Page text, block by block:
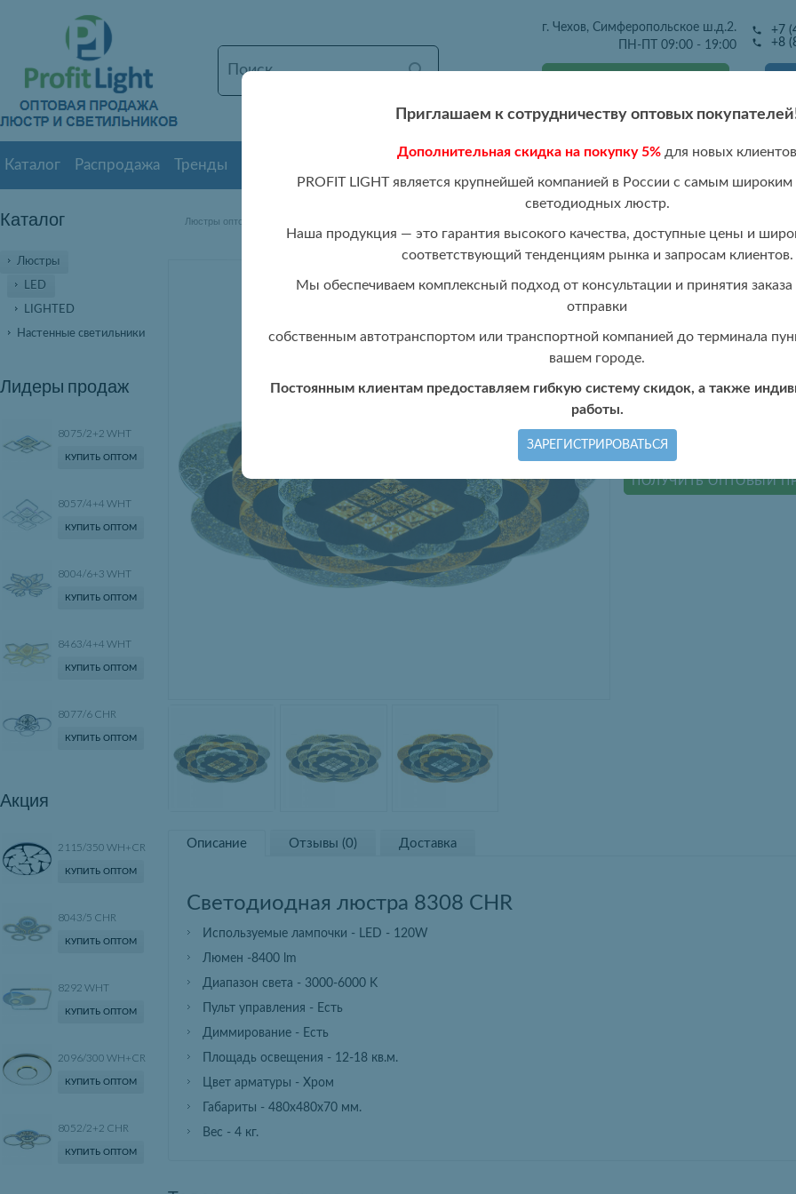
г. Чехов, Симферопольское ш.д.2.
ПН-ПТ 09:00 - 19:00
+7
+8
Каталог Распродажа Тренды
Каталог
Люстры
LED
LIGHTED
Настенные светильники
Лидеры продаж
8075/2+2 WHT
КУПИТЬ ОПТОМ
8057/4+4 WHT
КУПИТЬ ОПТОМ
8004/6+3 WHT
КУПИТЬ ОПТОМ
8463/4+4 WHT
КУПИТЬ ОПТОМ
8077/6 CHR
КУПИТЬ ОПТОМ
Акция
2115/350 WH+CR
КУПИТЬ ОПТОМ
8043/5 CHR
КУПИТЬ ОПТОМ
8292 WHT
КУПИТЬ ОПТОМ
2096/300 WH+CR
КУПИТЬ ОПТОМ
8052/2+2 CHR
КУПИТЬ ОПТОМ
Люстры оптом
Стоимость:
Цвет изделия: Хром
КУПИТЬ ОПТОМ
ПОЛУЧИТЬ ОПТОВЫЙ
Описание Отзывы (0) Доставка
Светодиодная люстра 8308 CHR
Используемые лампочки - LED - 120W
Люмен -8400 lm
Диапазон света - 3000-6000 K
Пульт управления - Есть
Диммирование - Есть
Площадь освещения - 12-18 кв.м.
Цвет арматуры - Хром
Габариты - 480х480х70 мм.
Вес - 4 кг.
Приглашаем к сотрудничеству оптовых
Дополнительная скидка на покупку 5% для новых клиентов
PROFIT LIGHT является крупнейшей компанией в России с самым
светодиодных люстр.
Наша продукция — это гарантия высокого качества, доступные цены и
соответствующий тенденциям рынка и запросам клиентов.
Мы обеспечиваем комплексный подход от консультации и принятия заказа
отправки
собственным автотранспортом или транспортной компанией до терминала
вашем городе.
Постоянным клиентам предоставляем гибкую систему скидок, а также
работы.
ЗАРЕГИСТРИРОВАТЬСЯ